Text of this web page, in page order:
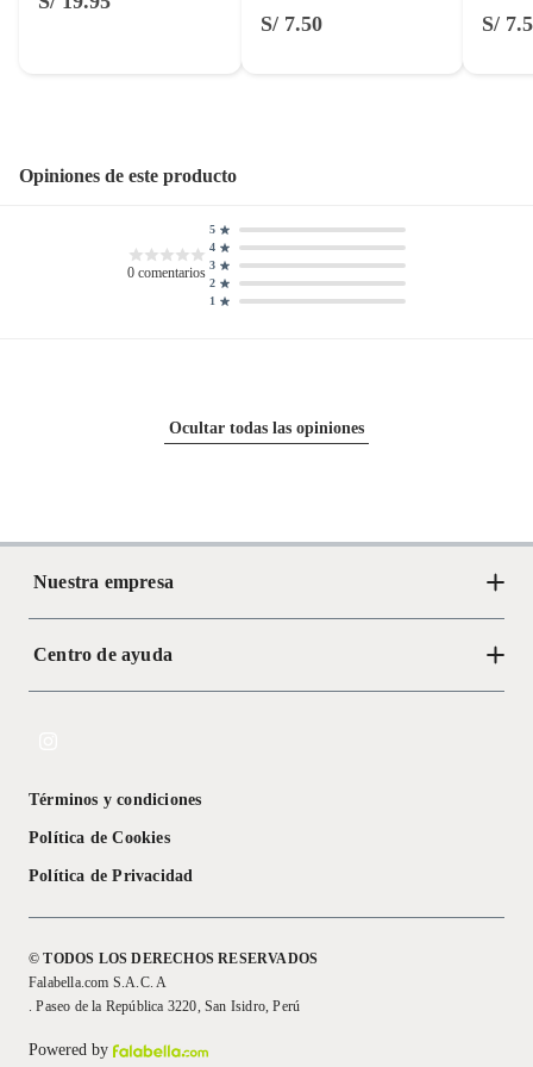
S/ 7.50 S/
Opiniones de este producto
0 comentarios
1
2
3
4
5
Ocultar todas las opiniones
Nuestra empresa
Acerca de Crate
Centro de ayuda
Textos Legales
Términos y condiciones
Política de Cookies
Política de Privacidad
© TODOS LOS DERECHOS RESERVADOS
Falabella.com S.A.C. A
. Paseo de la República 3220, San Isidro, Perú
Powered by